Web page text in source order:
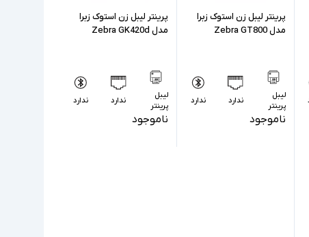
پرینتر لیبل زن استوک زبرا
مدل Zebra GT800
لیبل
پرینتر
ندارد ندارد
ناموجود
پرینتر لیبل زن استوک زبرا
مدل Zebra GK420d
لیبل
پرینتر
ندارد ندارد
ناموجود